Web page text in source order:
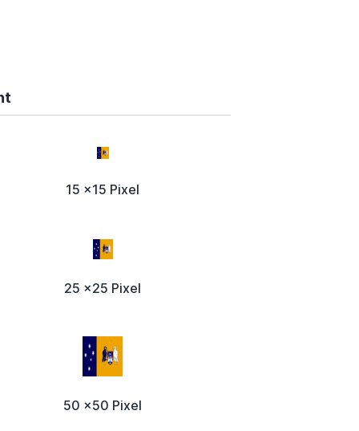
15 x15 Pixel
25 x25 Pixel
50 x50 Pixel